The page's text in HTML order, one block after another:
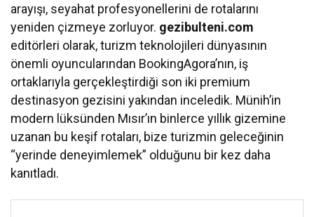
arayışı, seyahat profesyonellerini de rotalarını
yeniden çizmeye zorluyor. gezibulteni.com
editörleri olarak, turizm teknolojileri dünyasının
önemli oyuncularından BookingAgora’nın, iş
ortaklarıyla gerçekleştirdiği son iki premium
destinasyon gezisini yakından inceledik. Münih’in
modern lüksünden Mısır’ın binlerce yıllık gizemine
uzanan bu keşif rotaları, bize turizmin geleceğinin
“yerinde deneyimlemek” olduğunu bir kez daha
kanıtladı.